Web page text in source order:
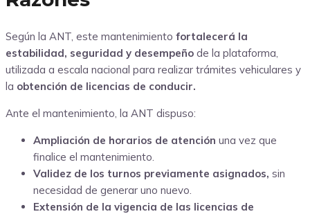
Según la ANT, este mantenimiento fortalecerá la
estabilidad, seguridad y desempeño de la plataforma,
utilizada a escala nacional para realizar trámites vehiculares y
la obtención de licencias de conducir.
Ante el mantenimiento, la ANT dispuso:
Ampliación de horarios de atención una vez que
finalice el mantenimiento.
Validez de los turnos previamente asignados, sin
necesidad de generar uno nuevo.
Extensión de la vigencia de las licencias de